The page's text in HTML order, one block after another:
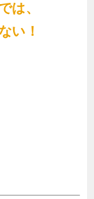
は、
い！